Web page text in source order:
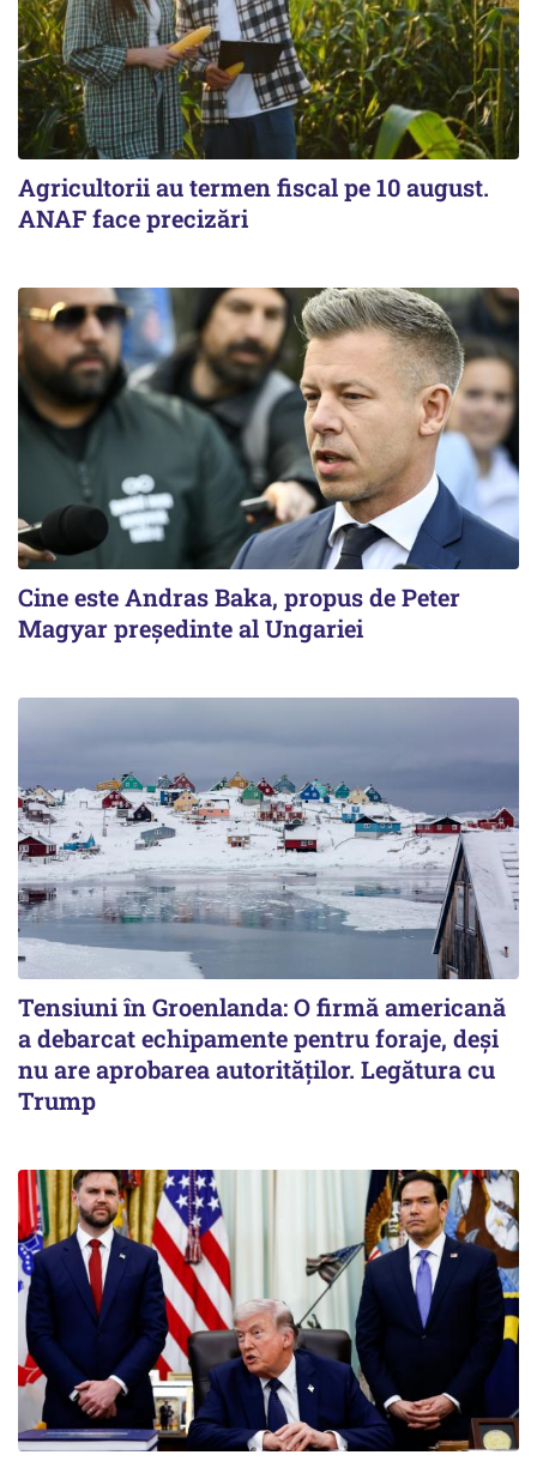
Agricultorii au termen fiscal pe 10 august.
ANAF face precizări
Cine este Andras Baka, propus de Peter
Magyar președinte al Ungariei
Tensiuni în Groenlanda: O firmă americană
a debarcat echipamente pentru foraje, deși
nu are aprobarea autorităților. Legătura cu
Trump